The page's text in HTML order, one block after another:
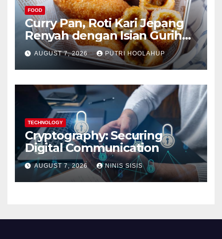
FOOD
Curry Pan, Roti Kari Jepang
Renyah dengan Isian Gurih
Menggoda
AUGUST 7, 2026 PUTRI HOOLAHUP
TECHNOLOGY
Cryptography: Securing
Digital Communication
AUGUST 7, 2026 NINIS SISIS